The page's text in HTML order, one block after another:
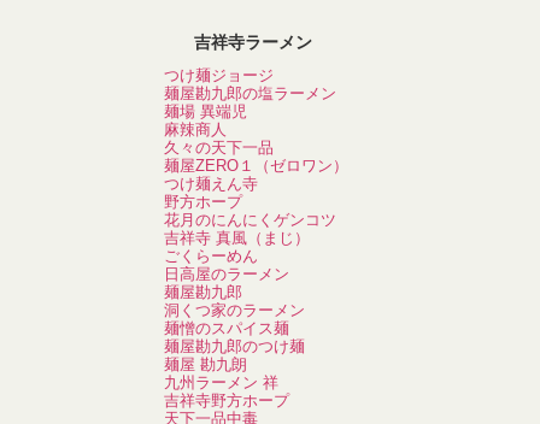
吉祥寺ラーメン
つけ麺ジョージ
麺屋勘九郎の塩ラーメン
麺場 異端児
麻辣商人
久々の天下一品
麺屋ZERO１（ゼロワン）
つけ麺えん寺
野方ホープ
花月のにんにくゲンコツ
吉祥寺 真風（まじ）
ごくらーめん
日高屋のラーメン
麺屋勘九郎
洞くつ家のラーメン
麺憎のスパイス麺
麺屋勘九郎のつけ麺
麺屋 勘九朗
九州ラーメン 祥
吉祥寺野方ホープ
天下一品中毒